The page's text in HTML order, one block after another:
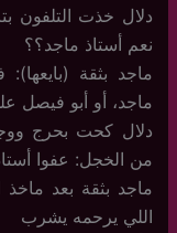
دلال خذت التلفون
نعم أستاذ ماجد؟؟
ماجد بثقة
ماجد، أو أبو فيصل
دلال كحت بحرج
من الخجل: عفوا
ماجد بثقة بعد ماخذ
اللي يرحمه يشرب